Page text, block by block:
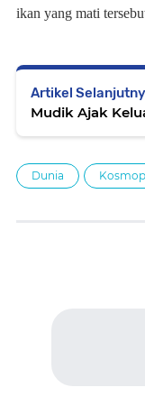
ikan yang mati
Artikel
Mudik Ajak
Dunia